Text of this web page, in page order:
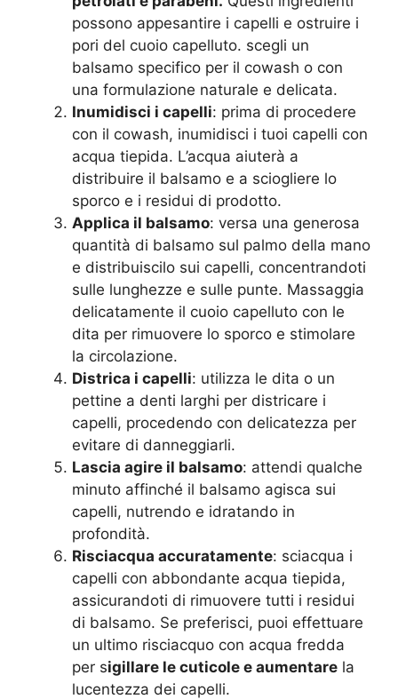
possono appesantire i capelli e ostruire i
pori del cuoio capelluto. scegli un
balsamo specifico per il cowash o con
una formulazione naturale e delicata.
Inumidisci i capelli: prima di procedere
con il cowash, inumidisci i tuoi capelli con
acqua tiepida. L’acqua aiuterà a
distribuire il balsamo e a sciogliere lo
sporco e i residui di prodotto.
Applica il balsamo: versa una generosa
quantità di balsamo sul palmo della mano
e distribuiscilo sui capelli, concentrandoti
sulle lunghezze e sulle punte. Massaggia
delicatamente il cuoio capelluto con le
dita per rimuovere lo sporco e stimolare
la circolazione.
Districa i capelli: utilizza le dita o un
pettine a denti larghi per districare i
capelli, procedendo con delicatezza per
evitare di danneggiarli.
Lascia agire il balsamo: attendi qualche
minuto affinché il balsamo agisca sui
capelli, nutrendo e idratando in
profondità.
Risciacqua accuratamente: sciacqua i
capelli con abbondante acqua tiepida,
assicurandoti di rimuovere tutti i residui
di balsamo. Se preferisci, puoi effettuare
un ultimo risciacquo con acqua fredda
per sigillare le cuticole e aumentare la
lucentezza dei capelli.